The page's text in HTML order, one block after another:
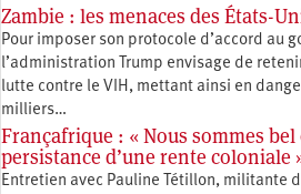
Zambie : les menaces des États-
Pour imposer son protocole d’accord au
l’administration Trump envisage de
lutte contre le VIH, mettant ainsi en
milliers…
Françafrique : « Nous sommes bel
persistance d’une rente coloniale
Entretien avec Pauline Tétillon, militante